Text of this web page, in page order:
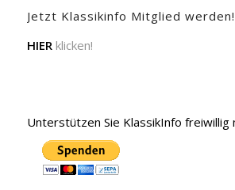
Jetzt Klassikinfo Mitglied werden!
HIER klicken!
Unterstützen Sie KlassikInfo freiwillig